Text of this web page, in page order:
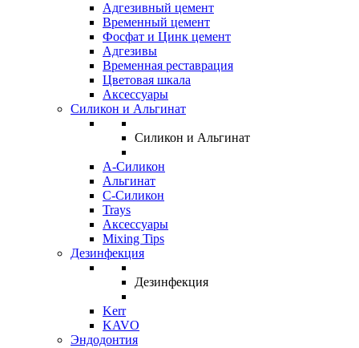
Адгезивный цемент
Временный цемент
Фосфат и Цинк цемент
Адгезивы
Временная реставрация
Цветовая шкала
Аксессуары
Силикон и Альгинат
Силикон и Альгинат
A-Силикон
Альгинат
C-Силикон
Trays
Аксессуары
Mixing Tips
Дезинфекция
Дезинфекция
Kerr
KAVO
Эндодонтия